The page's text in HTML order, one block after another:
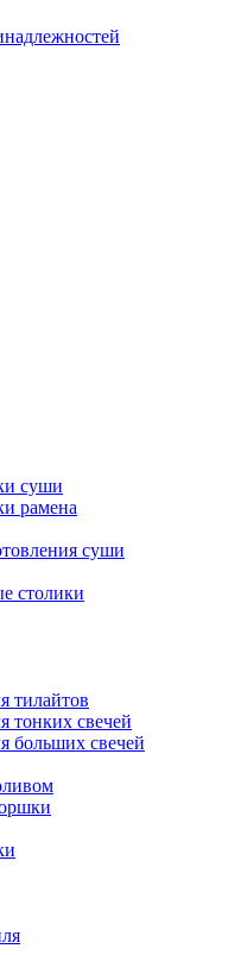
суши
рамена
суши
столики
тилайтов
тонких свечей
больших свечей